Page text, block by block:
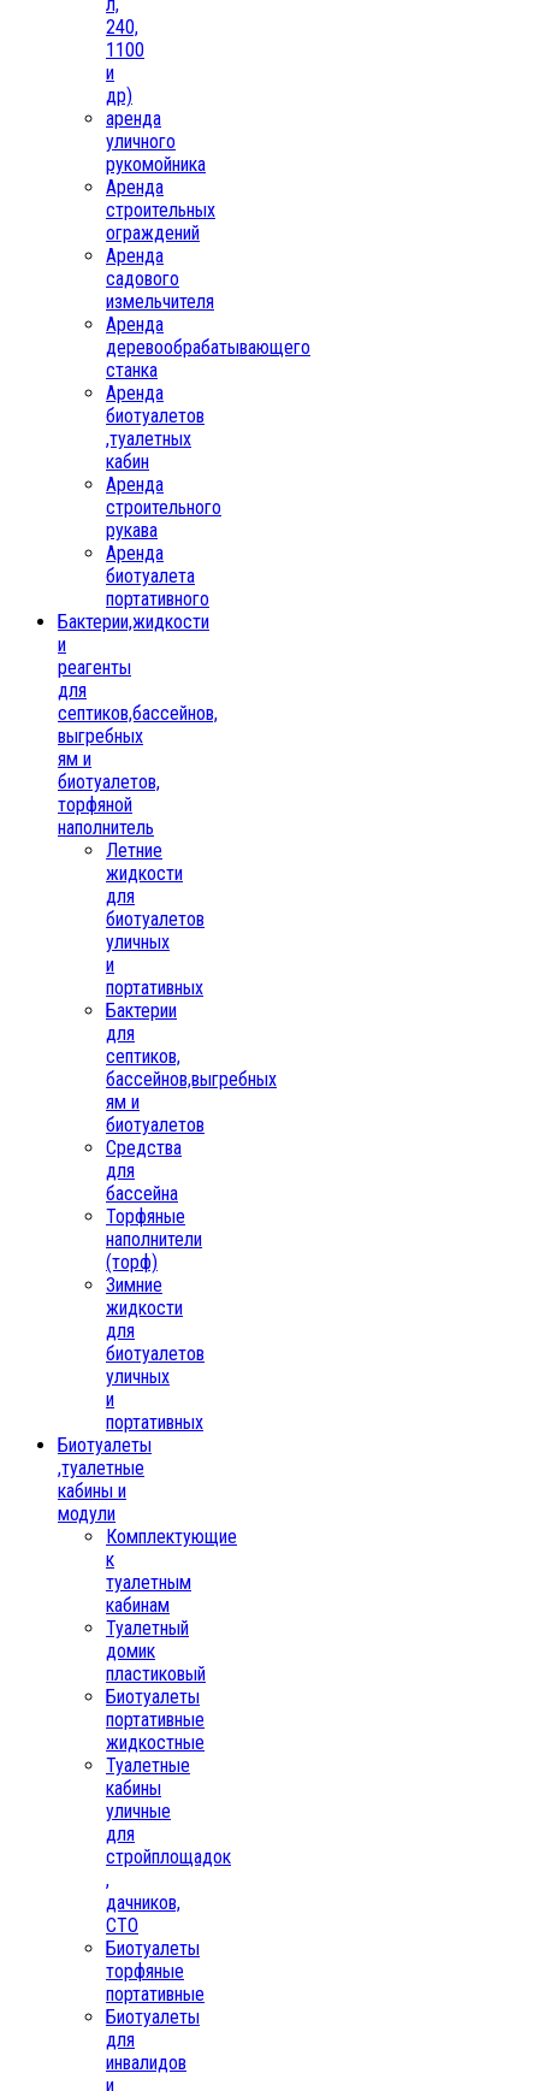
240,
1100
и
др)
аренда
уличного
рукомойника
Аренда
строительных
ограждений
Аренда
садового
измельчителя
Аренда
деревообрабатывающего
станка
Аренда
биотуалетов
,туалетных
кабин
Аренда
строительного
рукава
Аренда
биотуалета
портативного
Бактерии,жидкости
и
реагенты
для
септиков,бассейнов,
выгребных
ям и
биотуалетов,
торфяной
наполнитель
Летние
жидкости
для
биотуалетов
уличных
и
портативных
Бактерии
для
септиков,
бассейнов,выгребных
ям и
биотуалетов
Средства
для
бассейна
Торфяные
наполнители
(торф)
Зимние
жидкости
для
биотуалетов
уличных
и
портативных
Биотуалеты
,туалетные
кабины и
модули
Комплектующие
к
туалетным
кабинам
Туалетный
домик
пластиковый
Биотуалеты
портативные
жидкостные
Туалетные
кабины
уличные
для
стройплощадок
,
дачников,
СТО
Биотуалеты
торфяные
портативные
Биотуалеты
для
инвалидов
и